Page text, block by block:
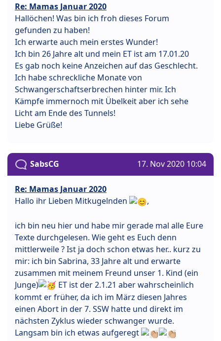
Re: Mamas Januar 2020
Hallöchen! Was bin ich froh dieses Forum
gefunden zu haben!
Ich erwarte auch mein erstes Wunder!
Ich bin 26 Jahre alt und mein ET ist am 17.01.20
Es gab noch keine Anzeichen auf das Geschlecht.
Ich habe schreckliche Monate von
Schwangerschaftserbrechen hinter mir. Ich
Kämpfe immernoch mit Übelkeit aber ich sehe
Licht am Ende des Tunnels!
Liebe Grüße!
SabsCG 17. Nov 2020 10:04
Re: Mamas Januar 2020
Hallo ihr Lieben Mitkugelnden
,
ich bin neu hier und habe mir gerade mal alle Eure
Texte durchgelesen. Wie geht es Euch denn
mittlerweile ? Ist ja doch schon etwas her.. kurz zu
mir: ich bin Sabrina, 33 Jahre alt und erwarte
zusammen mit meinem Freund unser 1. Kind (ein
Junge)
ET ist der 2.1.21 aber wahrscheinlich
kommt er früher, da ich im März diesen Jahres
einen Abort in der 7. SSW hatte und direkt im
nächsten Zyklus wieder schwanger wurde.
Langsam bin ich etwas aufgeregt